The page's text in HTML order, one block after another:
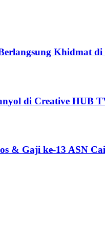
Khidmat di
di Creative HUB
& Gaji ke-13 ASN